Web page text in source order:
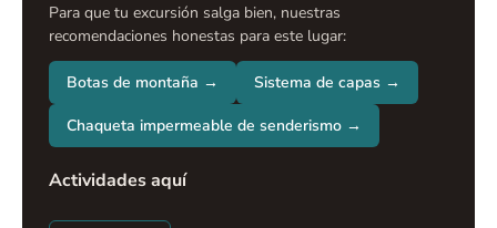
Para que tu excursión salga bien, nuestras
recomendaciones honestas para este lugar:
Botas de montaña → Sistema de capas →
Chaqueta impermeable de senderismo →
Actividades aquí